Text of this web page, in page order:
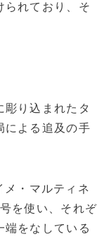
られており、そ
り込まれたタ
による追及の手
メ・マルティネ
を使い、それぞ
端をなしている